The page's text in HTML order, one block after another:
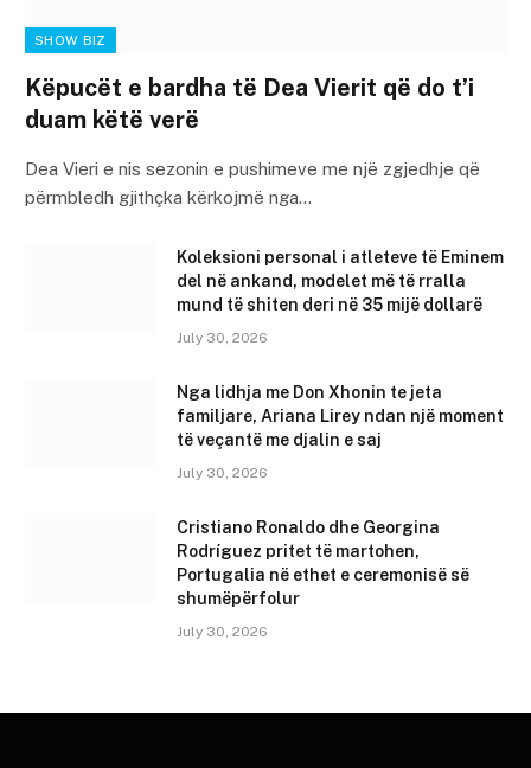
SHOW BIZ
Këpucët e bardha të Dea Vierit që do t’i
duam këtë verë
Dea Vieri e nis sezonin e pushimeve me një zgjedhje që
përmbledh gjithçka kërkojmë nga…
Koleksioni personal i atleteve të Eminem
del në ankand, modelet më të rralla
mund të shiten deri në 35 mijë dollarë
July 30, 2026
Nga lidhja me Don Xhonin te jeta
familjare, Ariana Lirey ndan një moment
të veçantë me djalin e saj
July 30, 2026
Cristiano Ronaldo dhe Georgina
Rodríguez pritet të martohen,
Portugalia në ethet e ceremonisë së
shumëpërfolur
July 30, 2026